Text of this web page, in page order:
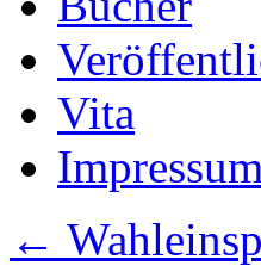
Vita
Impressum
←